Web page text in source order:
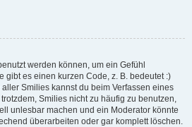
werden können, um ein Gefühl
gibt es einen kurzen Code, z. B. bedeutet :)
Smilies kannst du beim Verfassen eines
Smilies nicht zu häufig zu benutzen,
unlesbar machen und ein Moderator könnte
überarbeiten oder gar komplett löschen.